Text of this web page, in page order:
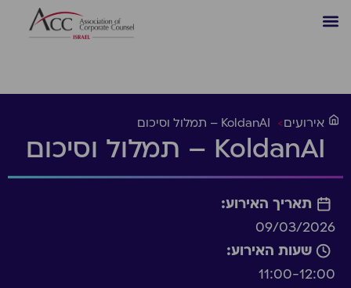
אירועים> KoldanAI – תמלול וסיכום
KoldanAI – תמלול וסיכום
תאריך האירוע:
09/03/2026
שעות האירוע:
11:00-12:00